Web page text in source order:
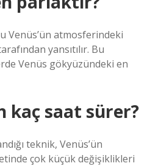
Venüs’ün atmosferindeki
yansıtılır. Bu
Venüs gökyüzündeki en
kaç saat sürer?
teknik, Venüs’ün
çok küçük değişiklikleri